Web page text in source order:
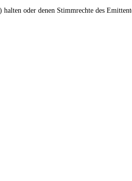
oder denen Stimmrechte des